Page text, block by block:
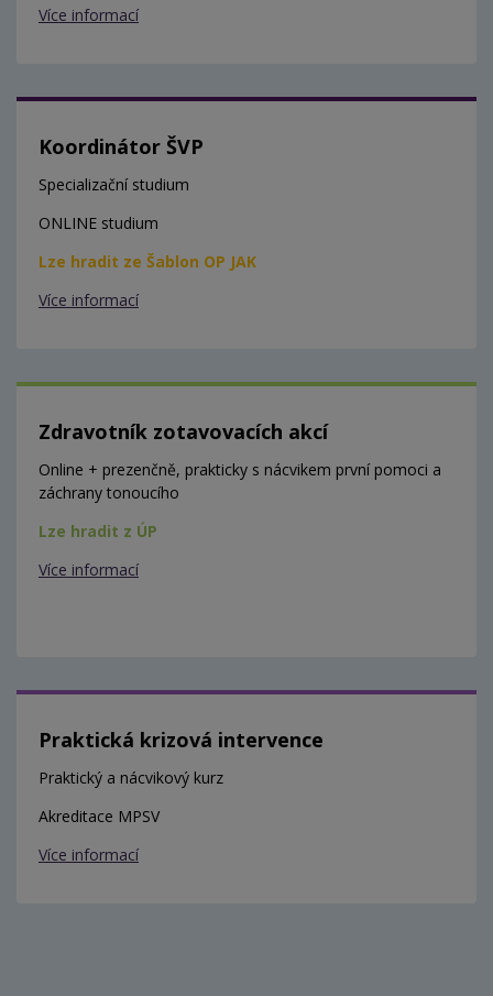
Více informací
Koordinátor ŠVP
Specializační studium
ONLINE studium
Lze hradit ze Šablon OP JAK
Více informací
Zdravotník zotavovacích akcí
Online + prezenčně, prakticky s nácvikem první pomoci a
záchrany tonoucího
Lze hradit z ÚP
Více informací
Praktická krizová intervence
Praktický a nácvikový kurz
Akreditace MPSV
Více informací